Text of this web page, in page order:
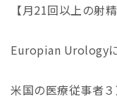
【月21回以上の射
Europian Urology
米国の医療従事者